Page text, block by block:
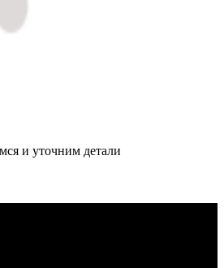
и уточним детали